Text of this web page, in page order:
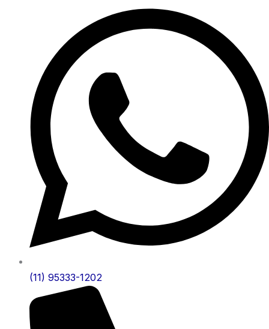
(11) 95333-1202